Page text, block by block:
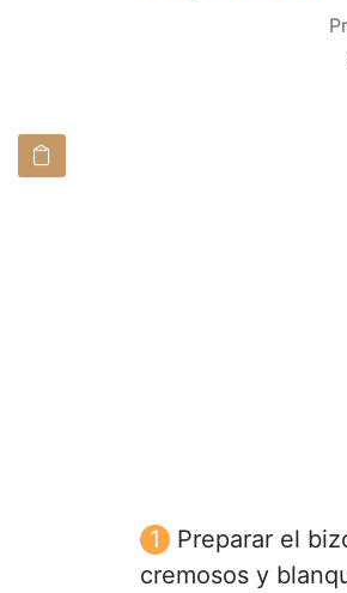
Preparar el
cremosos y